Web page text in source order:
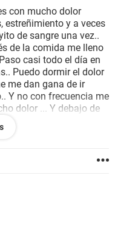
con mucho dolor
estreñimiento y a veces
de sangre una vez..
de la comida me lleno
casi todo el día en
Puedo dormir el dolor
me dan gana de ir
Y no con frecuencia me
dolor ... Y debajo de
que se mueve.. Fui
y luego de cálculos
que romperlo..
por la pelota
pocas pequeñas no